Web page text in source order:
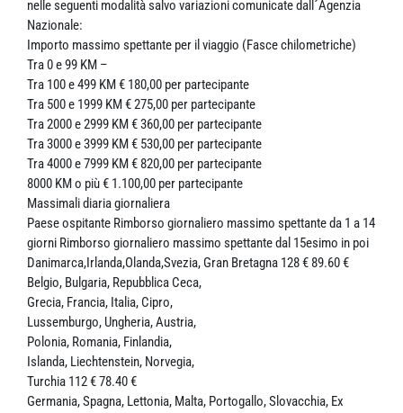
nelle seguenti modalità salvo variazioni comunicate dall´Agenzia
Nazionale:
Importo massimo spettante per il viaggio (Fasce chilometriche)
Tra 0 e 99 KM –
Tra 100 e 499 KM € 180,00 per partecipante
Tra 500 e 1999 KM € 275,00 per partecipante
Tra 2000 e 2999 KM € 360,00 per partecipante
Tra 3000 e 3999 KM € 530,00 per partecipante
Tra 4000 e 7999 KM € 820,00 per partecipante
8000 KM o più € 1.100,00 per partecipante
Massimali diaria giornaliera
Paese ospitante Rimborso giornaliero massimo spettante da 1 a 14
giorni Rimborso giornaliero massimo spettante dal 15esimo in poi
Danimarca,Irlanda,Olanda,Svezia, Gran Bretagna 128 € 89.60 €
Belgio, Bulgaria, Repubblica Ceca,
Grecia, Francia, Italia, Cipro,
Lussemburgo, Ungheria, Austria,
Polonia, Romania, Finlandia,
Islanda, Liechtenstein, Norvegia,
Turchia 112 € 78.40 €
Germania, Spagna, Lettonia, Malta, Portogallo, Slovacchia, Ex